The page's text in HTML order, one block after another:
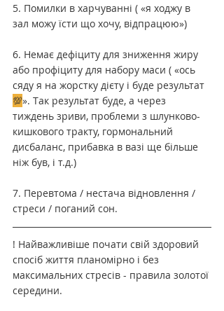
5. Помилки в харчуванні ( «я ходжу в
зал можу їсти що хочу, відпрацюю»)
6. Немає дефіциту для зниження жиру
або профіциту для набору маси ( «ось
сяду я на жорстку дієту і буде результат
💯». Так результат буде, а через
тиждень зриви, проблеми з шлунково-
кишкового тракту, гормональний
дисбаланс, прибавка в вазі ще більше
ніж був, і т.д.)
7. Перевтома / нестача відновлення /
стреси / поганий сон.
! Найважливіше почати свій здоровий
спосіб життя планомірно і без
максимальних стресів - правила золотої
середини.